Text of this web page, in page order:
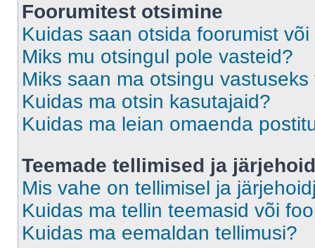
Foorumitest otsimine
Kuidas saan otsida foorumist
Miks mu otsingul pole vasteid?
Miks saan ma otsingu
Kuidas ma otsin kasutajaid?
Kuidas ma leian omaenda
Teemade tellimised ja
Mis vahe on tellimisel ja
Kuidas ma tellin teemasid või
Kuidas ma eemaldan tellimusi?